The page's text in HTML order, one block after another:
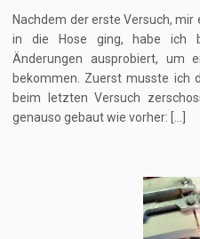
Nachdem der erste Versuch,
in die Hose ging, habe ich
Änderungen ausprobiert, um
bekommen. Zuerst musste ich
beim letzten Versuch
genauso gebaut wie vorher: […]